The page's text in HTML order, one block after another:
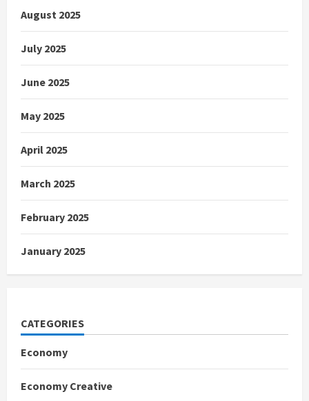
August 2025
July 2025
June 2025
May 2025
April 2025
March 2025
February 2025
January 2025
CATEGORIES
Economy
Economy Creative